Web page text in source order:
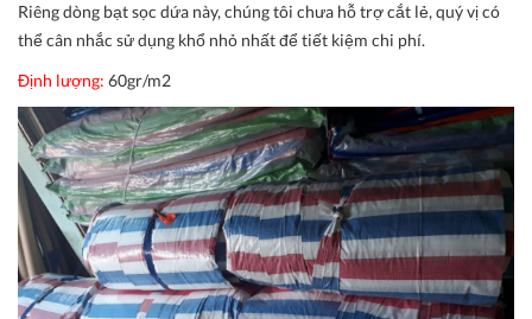
Riêng dòng bạt sọc dứa này, chúng tôi chưa hỗ trợ cắt lẻ, quý vị có
thể cân nhắc sử dụng khổ nhỏ nhất để tiết kiệm chi phí.
Định lượng: 60gr/m2